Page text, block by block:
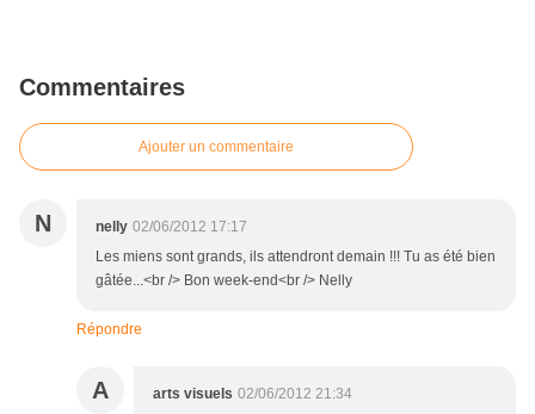
Commentaires
Ajouter un commentaire
N nelly 02/06/2012 17:17
Les miens sont grands, ils attendront demain !!! Tu as été bien
gâtée...<br /> Bon week-end<br /> Nelly
Répondre
A arts visuels 02/06/2012 21:34